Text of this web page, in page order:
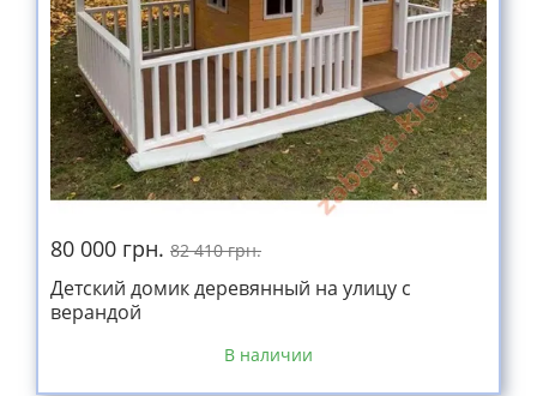
80 000 грн. 82 410 грн.
Детский домик деревянный на улицу с
верандой
В наличии